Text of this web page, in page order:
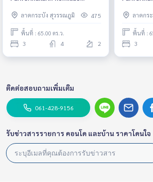
🐱Fully furnished, Ready to
move in
ลาดกระบัง สุวรรณภูมิ 475
พื้นที่ : 65.00 ตร.ว.
3 4 2
furnished,
Rental
ลาดกร
พื้นที่ :
3
ติดต่อสอบถามเพิ่มเติม
061-428-9156
รับข่าวสารรายการ คอนโด และบ้าน ราคาโดนใจ